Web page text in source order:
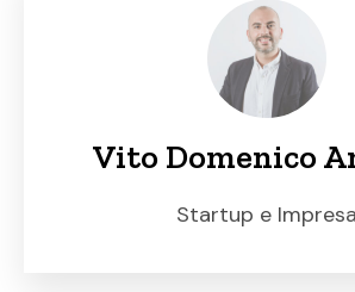
Vito Domenico
Startup e Impresa